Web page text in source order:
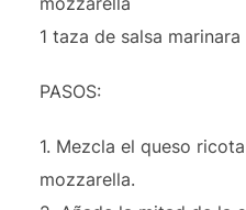
1 taza de salsa marinara
PASOS:
1. Mezcla el queso
mozzarella.